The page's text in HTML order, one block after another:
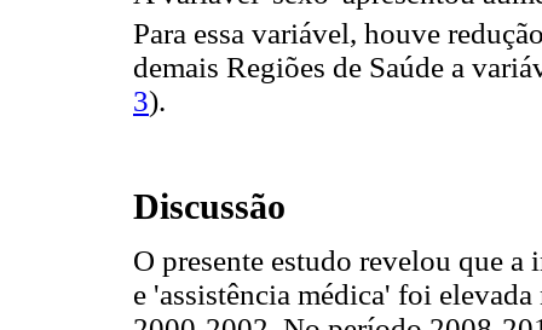
Para essa variável, houve
demais Regiões de Saúde a
3).
Discussão
O presente estudo revelou que
e 'assistência médica' foi